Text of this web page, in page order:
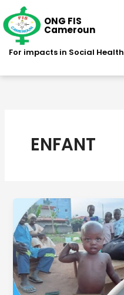
au
contenu
ONG FIS
Cameroun
For impacts in Social Health
ENFANT